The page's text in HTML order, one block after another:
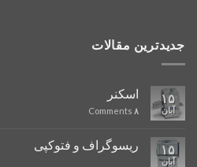
جدیدترین مقالات
۱۵
آبان
اسکنر
۸
۱۵
آبان
ریسوگراف و فتوکپی